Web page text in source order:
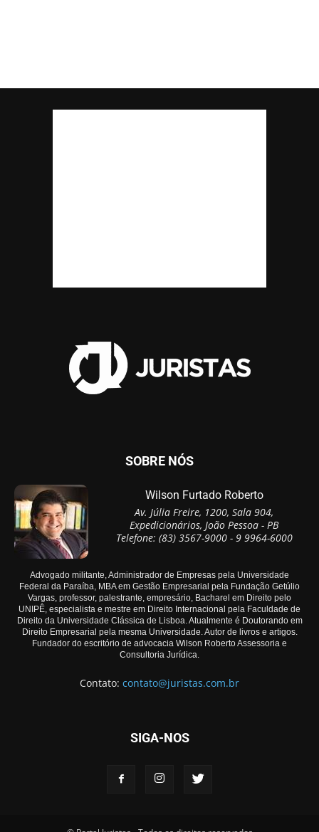
SOBRE NÓS
Wilson Furtado Roberto
Av. Júlia Freire, 1200, Sala 904,
Expedicionários, João Pessoa - PB
Telefone: (83) 3567-9000 - 9 9964-6000
Advogado militante, Administrador de Empresas pela Universidade
Federal da Paraíba, MBA em Gestão Empresarial pela Fundação Getúlio
Vargas, professor, palestrante, empresário, Bacharel em Direito pelo
UNIPÊ, especialista e mestre em Direito Internacional pela Faculdade de
Direito da Universidade Clássica de Lisboa. Atualmente é Doutorando em
Direito Empresarial pela mesma Universidade. Autor de livros e artigos.
Fundador do escritório de advocacia Wilson Roberto Assessoria e
Consultoria Jurídica.
Contato: contato@juristas.com.br
SIGA-NOS